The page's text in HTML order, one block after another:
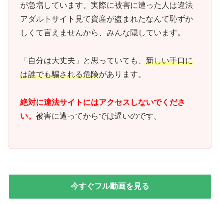
が急増しています。実際に被害に遭った人は違法
アダルトサイト見て資産が盗まれたなんて恥ずか
しくて言えませんから、みんな隠しています。
「自分は大丈夫」と思っていても、 新しい手口に
は誰でも騙される危険があります。
絶対に違法サイトにはアクセスしないでくださ
い。 被害に遭ってからでは遅いのです。
今すぐフル動画を見る